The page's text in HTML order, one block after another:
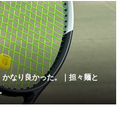
なり良かった。｜担々麺と